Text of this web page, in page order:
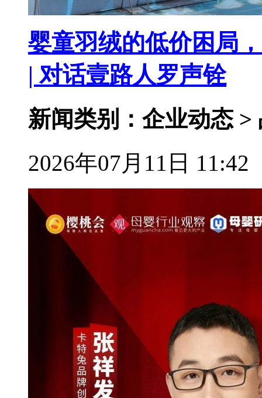
婴童羽绒的低价困局
| 对话壹路人罗声铨
新闻类别：企业动态 >
2026年07月11日 11:42